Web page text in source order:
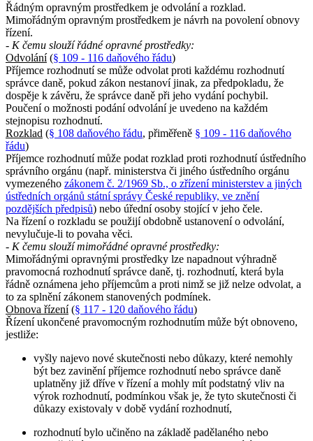
Řádným opravným prostředkem je odvolání a rozklad.
Mimořádným opravným prostředkem je návrh na povolení obnovy
řízení.
- K čemu slouží řádné opravné prostředky:
Odvolání(§ 109 - 116 daňového řádu)
Příjemce rozhodnutí se může odvolat proti každému rozhodnutí
správce daně, pokud zákon nestanoví jinak, za předpokladu, že
dospěje k závěru, že správce daně při jeho vydání pochybil.
Poučení o možnosti podání odvolání je uvedeno na každém
stejnopisu rozhodnutí.
Rozklad (§ 108 daňového řádu, přiměřeně § 109 - 116 daňového
řádu)
Příjemce rozhodnutí může podat rozklad proti rozhodnutí ústředního
správního orgánu (např. ministerstva či jiného ústředního orgánu
vymezeného zákonem č. 2/1969 Sb., o zřízení ministerstev a jiných
ústředních orgánů státní správy České republiky, ve znění
pozdějších předpisů) nebo úřední osoby stojící v jeho čele.
Na řízení o rozkladu se použijí obdobně ustanovení o odvolání,
nevylučuje-li to povaha věci.
- K čemu slouží mimořádné opravné prostředky:
Mimořádnými opravnými prostředky lze napadnout výhradně
pravomocná rozhodnutí správce daně, tj. rozhodnutí, která byla
řádně oznámena jeho příjemcům a proti nimž se již nelze odvolat, a
to za splnění zákonem stanovených podmínek.
Obnova řízení(§ 117 - 120 daňového řádu)
Řízení ukončené pravomocným rozhodnutím může být obnoveno,
jestliže:
vyšly najevo nové skutečnosti nebo důkazy, které nemohly
být bez zavinění příjemce rozhodnutí nebo správce daně
uplatněny již dříve v řízení a mohly mít podstatný vliv na
výrok rozhodnutí, podmínkou však je, že tyto skutečnosti či
důkazy existovaly v době vydání rozhodnutí,
rozhodnutí bylo učiněno na základě padělaného nebo